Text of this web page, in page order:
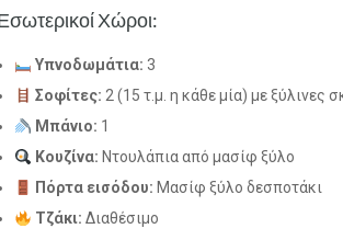
Χώροι:
Υπνοδωμάτια: 3
Σοφίτες: 2 (15 τ.μ. η κάθε μία) με ξύλινες
Μπάνιο: 1
Κουζίνα: Ντουλάπια από μασίφ ξύλο
Πόρτα εισόδου: Μασίφ ξύλο δεσποτάκι
Τζάκι: Διαθέσιμο